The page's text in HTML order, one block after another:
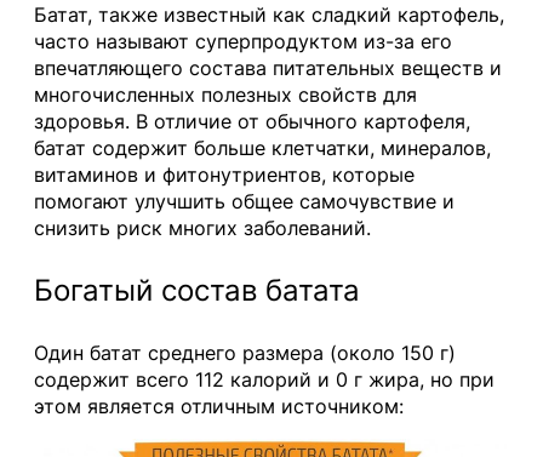
Батат, также известный как сладкий картофель,
часто называют суперпродуктом из-за его
впечатляющего состава питательных веществ и
многочисленных полезных свойств для
здоровья. В отличие от обычного картофеля,
батат содержит больше клетчатки, минералов,
витаминов и фитонутриентов, которые
помогают улучшить общее самочувствие и
снизить риск многих заболеваний.
Богатый состав батата
Один батат среднего размера (около 150 г)
содержит всего 112 калорий и 0 г жира, но при
этом является отличным источником: